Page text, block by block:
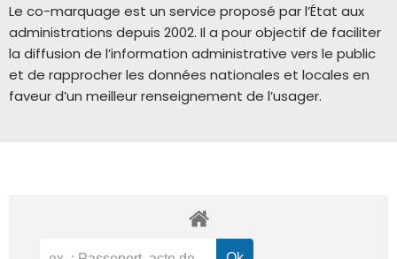
Le co-marquage est un service proposé par l’État aux
administrations depuis 2002. Il a pour objectif de faciliter
la diffusion de l’information administrative vers le public
et de rapprocher les données nationales et locales en
faveur d’un meilleur renseignement de l’usager.